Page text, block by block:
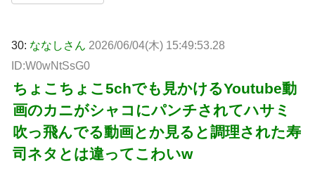
30: ななしさん 2026/06/04(木) 15:49:53.28
ID:W0wNtSsG0
ちょこちょこ5chでも見かけるYoutube動
画のカニがシャコにパンチされてハサミ
吹っ飛んでる動画とか見ると調理された寿
司ネタとは違ってこわいw